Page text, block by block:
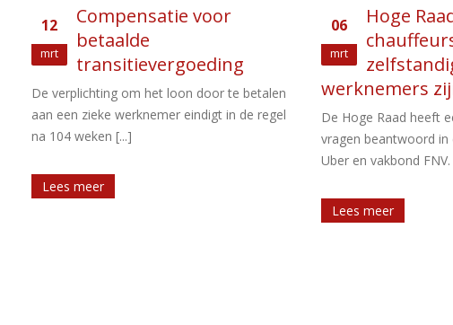
06
mrt
Hoge Raad in Uber-zaak:
chauffeurs kunnen zowel
zelfstandigen als
werknemers zijn
De Hoge Raad heeft een aantal juridische
vragen beantwoord in de rechtszaak tussen
09
Jun
Re-
spoor en
Op een werkgever en
arbeidsongeschikte
wettelijke plicht om
werknemer in het [...]
Lees meer